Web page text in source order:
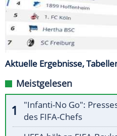
Aktuelle Ergebnisse,
Meistgelesen
"Infanti-No Go":
des FIFA-Chefs